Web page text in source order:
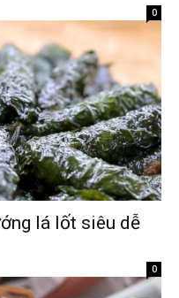
0
lá lốt siêu dễ
0